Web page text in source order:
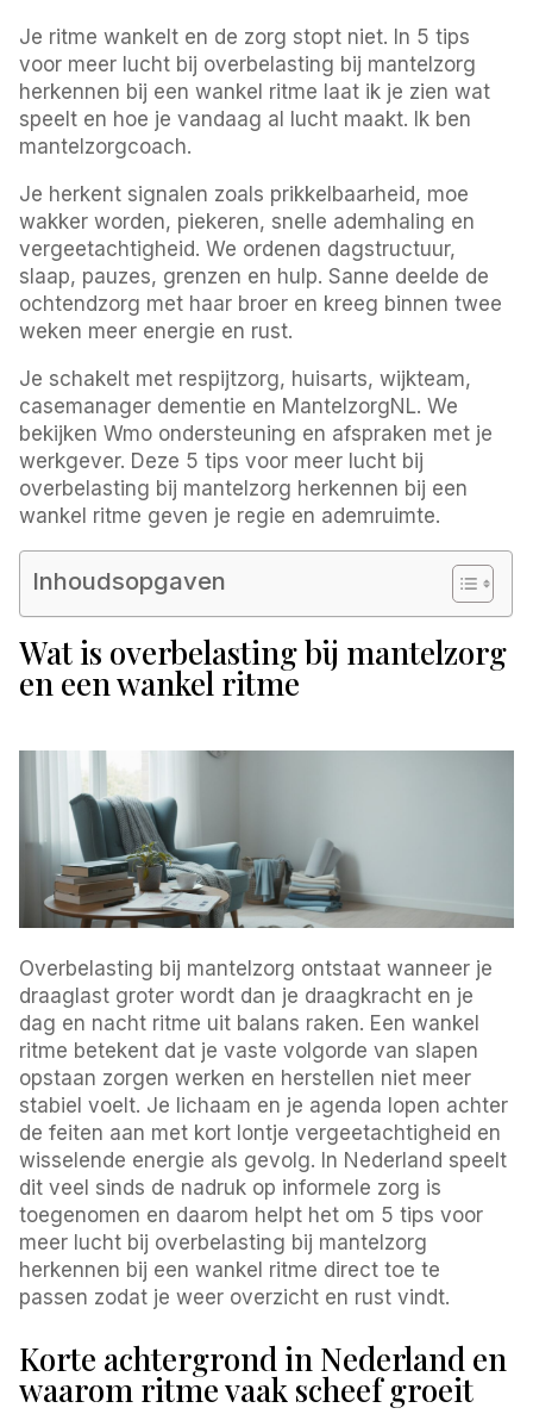
Je ritme wankelt en de zorg stopt niet. In 5 tips
voor meer lucht bij overbelasting bij mantelzorg
herkennen bij een wankel ritme laat ik je zien wat
speelt en hoe je vandaag al lucht maakt. Ik ben
mantelzorgcoach.
Je herkent signalen zoals prikkelbaarheid, moe
wakker worden, piekeren, snelle ademhaling en
vergeetachtigheid. We ordenen dagstructuur,
slaap, pauzes, grenzen en hulp. Sanne deelde de
ochtendzorg met haar broer en kreeg binnen twee
weken meer energie en rust.
Je schakelt met respijtzorg, huisarts, wijkteam,
casemanager dementie en MantelzorgNL. We
bekijken Wmo ondersteuning en afspraken met je
werkgever. Deze 5 tips voor meer lucht bij
overbelasting bij mantelzorg herkennen bij een
wankel ritme geven je regie en ademruimte.
Inhoudsopgaven
Wat is overbelasting bij mantelzorg
en een wankel ritme
Overbelasting bij mantelzorg ontstaat wanneer je
draaglast groter wordt dan je draagkracht en je
dag en nacht ritme uit balans raken. Een wankel
ritme betekent dat je vaste volgorde van slapen
opstaan zorgen werken en herstellen niet meer
stabiel voelt. Je lichaam en je agenda lopen achter
de feiten aan met kort lontje vergeetachtigheid en
wisselende energie als gevolg. In Nederland speelt
dit veel sinds de nadruk op informele zorg is
toegenomen en daarom helpt het om 5 tips voor
meer lucht bij overbelasting bij mantelzorg
herkennen bij een wankel ritme direct toe te
passen zodat je weer overzicht en rust vindt.
Korte achtergrond in Nederland en
waarom ritme vaak scheef groeit